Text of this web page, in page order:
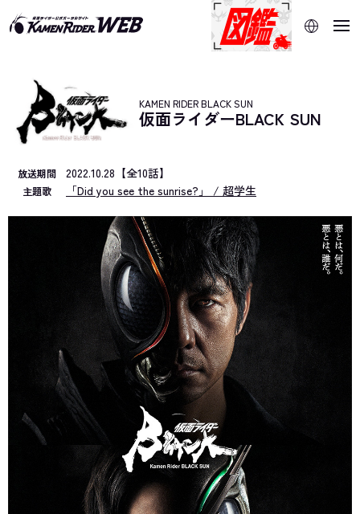
当サイトでは、機械的な自動翻訳サービスを使用していま
す。指定した言語に切り替わらないページは、ブラウザの翻
訳機能をご利用ください。
KAMEN RIDER BLACK SUN
仮面ライダーBLACK SUN
放送期間 2022.10.28【全10話】
主題歌 「Did you see the sunrise?」 / 超学生